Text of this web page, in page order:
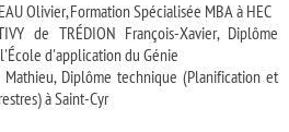
Olivier, Formation Spécialisée MBA à HEC
de TRÉDION François-Xavier, Diplôme
d'application du Génie
Diplôme technique (Planification et
à Saint-Cyr